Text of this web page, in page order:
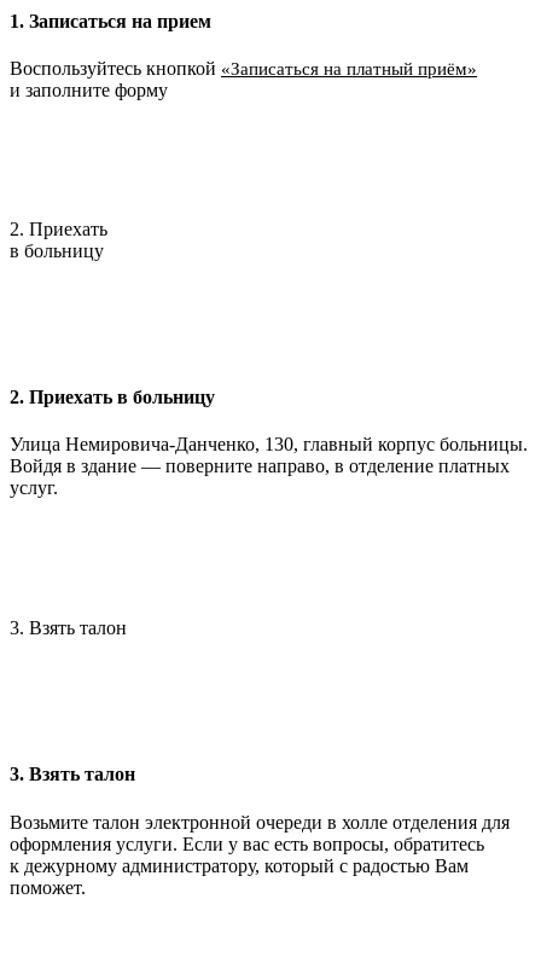
1. Записаться на прием
Воспользуйтесь кнопкой «Записаться на платный приём»
и заполните форму
2. Приехать
в больницу
2. Приехать в больницу
Улица Немировича-Данченко, 130, главный корпус больницы.
Войдя в здание — поверните направо, в отделение платных
услуг.
3. Взять талон
3. Взять талон
Возьмите талон электронной очереди в холле отделения для
оформления услуги. Если у вас есть вопросы, обратитесь
к дежурному администратору, который с радостью Вам
поможет.